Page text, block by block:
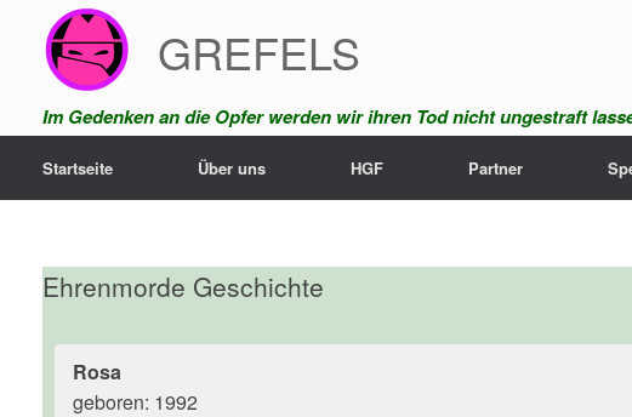
springen
GREFELS
Im Gedenken an die Opfer werden wir ihren Tod nicht ungestraft
Startseite Über uns HGF Partner
Ehrenmorde Geschichte
Rosa
geboren: 1992